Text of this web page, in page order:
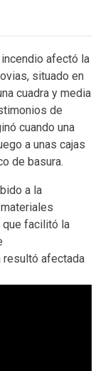
afectó la
situado en
cuadra y media
de
cuando una
a unas cajas
de basura.
a la
que facilitó la
resultó afectada